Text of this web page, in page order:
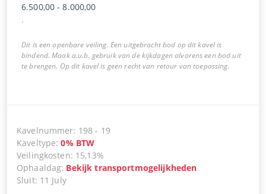
6.500,00 -8.000,00
.
Dit is een openbare veiling. Een uitgebracht bod op dit kavel is
bindend. Maak a.u.b. gebruik van de kijkdagen alvorens een bod uit
te brengen. Op dit kavel is geen recht van retour van toepassing.
Kavelnummer: 198 - 19
Kaveltype:0% BTW
Veilingkosten: 15,13%
Ophaaldag: Bekijk transportmogelijkheden
Sluit: 11 July